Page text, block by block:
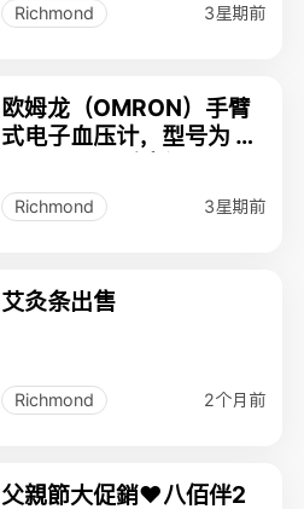
Richmond 3星期前
欧姆龙（OMRON）手臂
式电子血压计，型号为 H
Richmond 3星期前
艾灸条出售
Richmond 2个月前
父親節大促銷❤️八佰伴2